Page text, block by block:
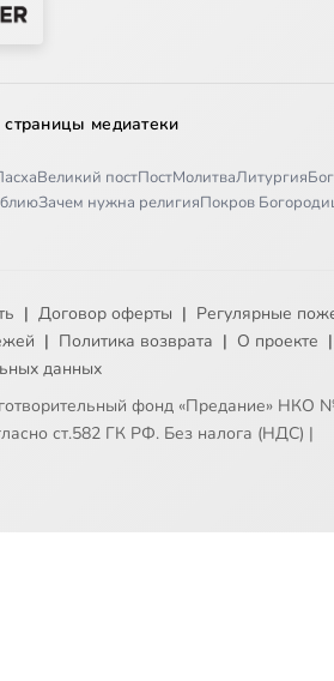
медиатеки
Великий постПостМолитваЛитургияБог
Зачем нужна религияПокров
| Договор оферты | Регулярные
| Политика возврата | О проекте |
данных
фонд «Предание» НКО
ст.582 ГК РФ. Без налога (НДС) |